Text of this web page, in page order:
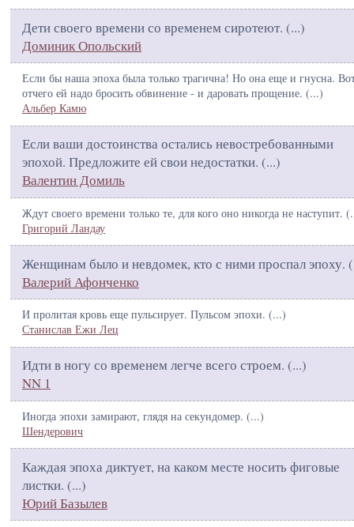
Дети своего времени со временем сиротеют. (...)
Доминик Опольский
Если бы наша эпоха была только трагична! Но она еще и гнусна.
отчего ей надо бросить обвинение - и даровать прощение. (...)
Альбер Камю
Если ваши достоинства остались невостребованными
эпохой. Предложите ей свои недостатки. (...)
Валентин Домиль
Ждут своего времени только те, для кого оно никогда не наступит. (
Григорий Ландау
Женщинам было и невдомек, кто с ними проспал эпоху. (
Валерий Афонченко
И пролитая кровь еще пульсирует. Пульсом эпохи. (...)
Станислав Ежи Лец
Идти в ногу со временем легче всего строем. (...)
NN 1
Иногда эпохи замирают, глядя на секундомер. (...)
Шендерович
Каждая эпоха диктует, на каком месте носить фиговые
листки. (...)
Юрий Базылев